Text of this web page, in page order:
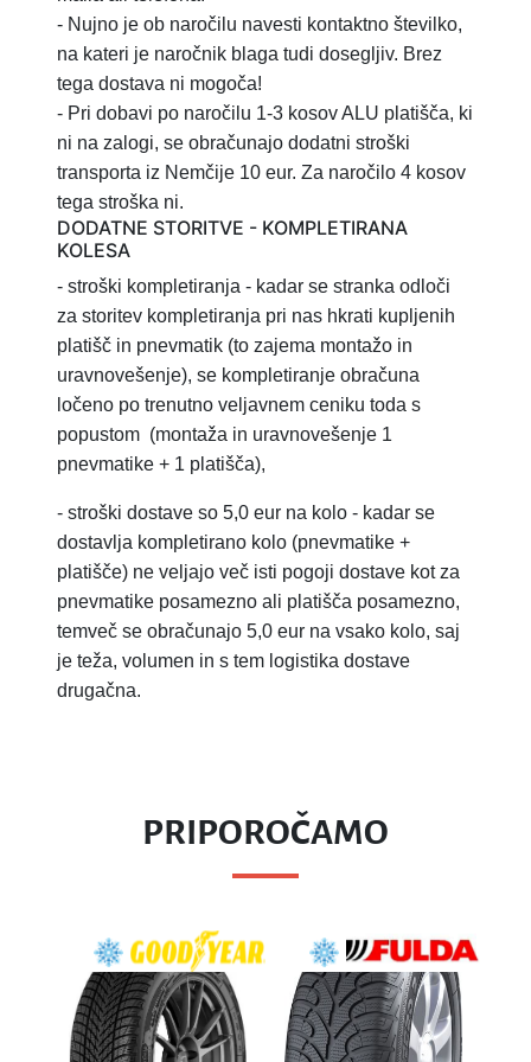
- Nujno je ob naročilu navesti kontaktno številko,
na kateri je naročnik blaga tudi dosegljiv. Brez
tega dostava ni mogoča!
- Pri dobavi po naročilu 1-3 kosov ALU platišča, ki
ni na zalogi, se obračunajo dodatni stroški
transporta iz Nemčije 10 eur. Za naročilo 4 kosov
tega stroška ni.
DODATNE STORITVE - KOMPLETIRANA
KOLESA
- stroški kompletiranja - kadar se stranka odloči
za storitev kompletiranja pri nas hkrati kupljenih
platišč in pnevmatik (to zajema montažo in
uravnovešenje), se kompletiranje obračuna
ločeno po trenutno veljavnem ceniku toda s
popustom (montaža in uravnovešenje 1
pnevmatike + 1 platišča),
- stroški dostave so 5,0 eur na kolo - kadar se
dostavlja kompletirano kolo (pnevmatike +
platišče) ne veljajo več isti pogoji dostave kot za
pnevmatike posamezno ali platišča posamezno,
temveč se obračunajo 5,0 eur na vsako kolo, saj
je teža, volumen in s tem logistika dostave
drugačna.
PRIPOROČAMO